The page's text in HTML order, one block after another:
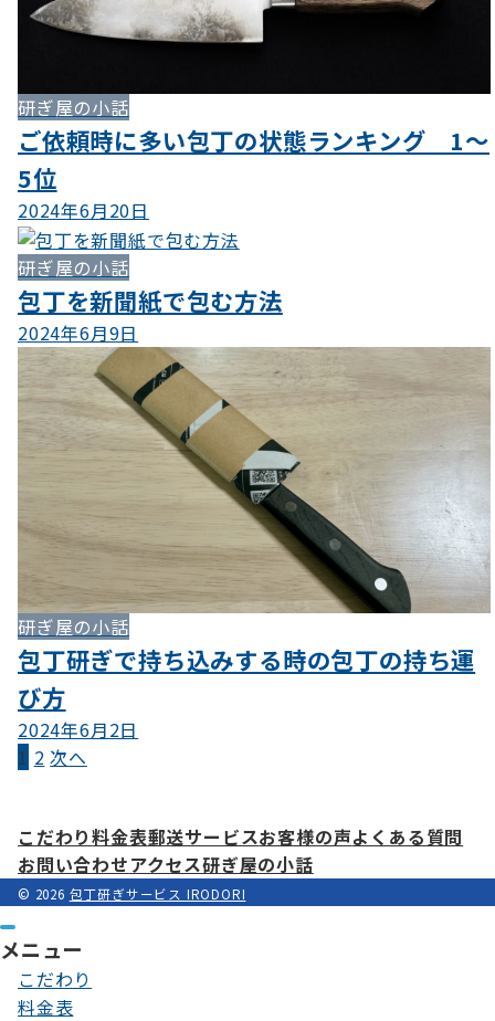
研ぎ屋の小話
ご依頼時に多い包丁の状態ランキング 1〜
5位
2024年6月20日
研ぎ屋の小話
包丁を新聞紙で包む方法
2024年6月9日
研ぎ屋の小話
包丁研ぎで持ち込みする時の包丁の持ち運
び方
2024年6月2日
投
の
ペ
ー
ジ
送
1 2 次へ
こだわり料金表郵送サービスお客様の声よくある質問
お問い合わせアクセス研ぎ屋の小話
© 2026 包丁研ぎサービス IRODORI
メニュー
こだわり
料金表